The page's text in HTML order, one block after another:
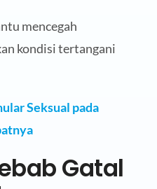
mencegah
kondisi tertangani
Seksual pada
Gatal